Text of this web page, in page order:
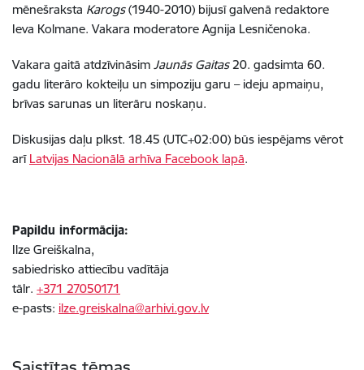
mēnešraksta Karogs(1940-2010) bijusī galvenā redaktore
Ieva Kolmane. Vakara moderatore Agnija Lesničenoka.
Vakara gaitā atdzīvināsim Jaunās Gaitas20. gadsimta 60.
gadu literāro kokteiļu un simpoziju garu – ideju apmaiņu,
brīvas sarunas un literāru noskaņu.
Diskusijas daļu plkst. 18.45 (UTC+02:00) būs iespējams vērot
arī Latvijas Nacionālā arhīva Facebook lapā.
Papildu informācija:
Ilze Greiškalna,
sabiedrisko attiecību vadītāja
tālr. +371 27050171
e-pasts: ilze.greiskalna@arhivi.gov.lv